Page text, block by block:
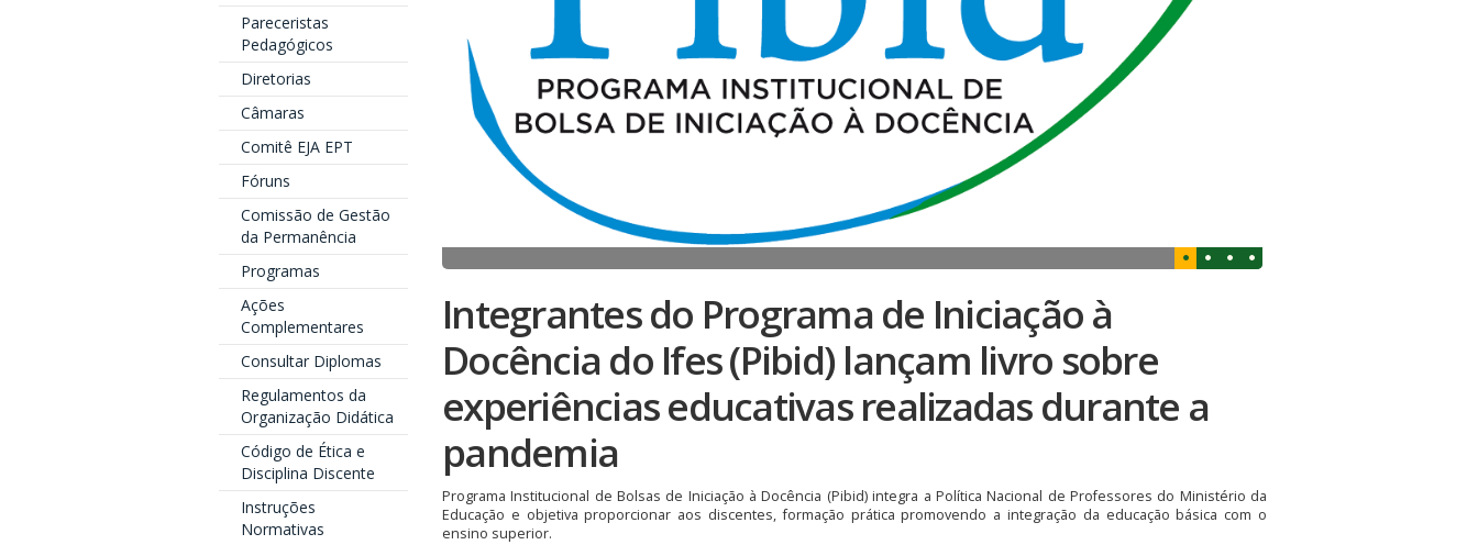
Pareceristas
Pedagógicos
Diretorias
Câmaras
Comitê EJA EPT
Fóruns
Comissão de Gestão
da Permanência
Programas
Ações
Complementares
Consultar Diplomas
Regulamentos da
Organização Didática
Código de Ética e
Disciplina Discente
Instruções
Normativas
Integrantes do Programa de Iniciação à
Docência do Ifes (Pibid) lançam livro sobre
experiências educativas realizadas durante a
pandemia
Programa Institucional de Bolsas de Iniciação à Docência (Pibid) integra a Política Nacional de Professores do Ministério da
Educação e objetiva proporcionar aos discentes, formação prática promovendo a integração da educação básica com o
ensino superior.